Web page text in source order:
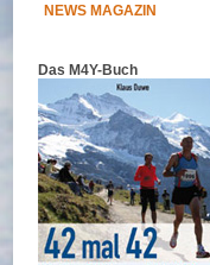
NEWS MAGAZIN
Das M4Y-Buch